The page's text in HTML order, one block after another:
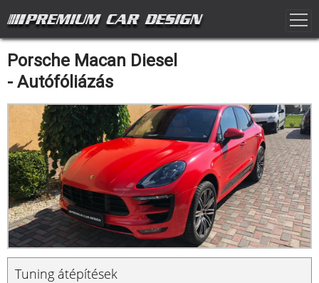
Porsche Macan Diesel
- Autófóliázás
Tuning átépítések